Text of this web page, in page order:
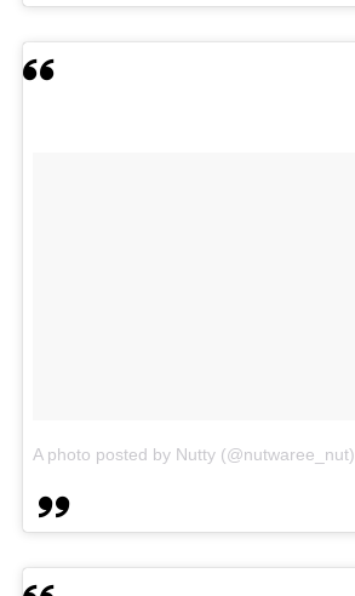
A photo posted by Nutty (@nutwaree_nut)